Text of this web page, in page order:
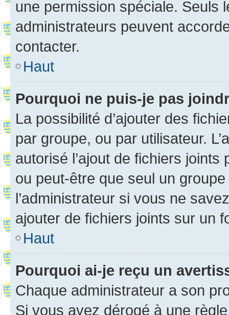
une permission spéciale. Seuls
administrateurs peuvent
contacter.
Haut
Pourquoi ne puis-je pas
La possibilité d’ajouter des
par groupe, ou par utilisateur.
autorisé l’ajout de fichiers
ou peut-être que seul un
l’administrateur si vous ne
ajouter de fichiers joints sur un
Haut
Pourquoi ai-je reçu un
Chaque administrateur a son
Si vous avez dérogé à une